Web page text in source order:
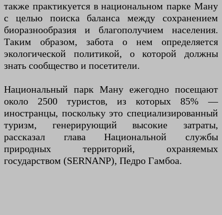
также практикуется в национальном парке Ману
с целью поиска баланса между сохранением
биоразнообразия и благополучием населения.
Таким образом, забота о нем определяется
экологической политикой, о которой должны
знать сообщество и посетители.
Национальный парк Ману ежегодно посещают
около 2500 туристов, из которых 85% —
иностранцы, поскольку это специализированный
туризм, генерирующий высокие затраты,
рассказал глава Национальной службы
природных территорий, охраняемых
государством (SERNANP), Педро Гамбоа.